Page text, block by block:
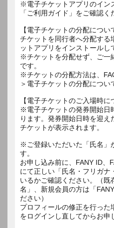
※電子チケットアプリのイン
「ご利用ガイド」をご確認く
【電子チケットの分配につい
チケットを同行者へ分配する
ットアプリをインストールし
※チケットを分配せず、ご一
です。
※チケットの分配方法は、
＞電子チケットの分配につい
【電子チケットのご入場時に
※電子チケットの発券開始日
ります。発券開始日時を迎
チケットが表示されます。
※ご登録いただいた「氏名」
す。
お申し込み前に、FANY ID、
にて正しい「氏名・フリガナ
いるかご確認ください。（既
名」、新規会員の方は「
ださい）
プロフィールの修正を行った
をログインし直してからお